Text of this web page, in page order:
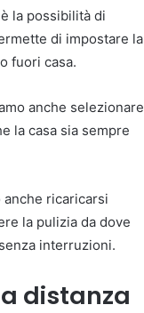
è la possibilità di
di impostare la
fuori casa.
anche selezionare
la casa sia sempre
ricaricarsi
la pulizia da dove
interruzioni.
distanza